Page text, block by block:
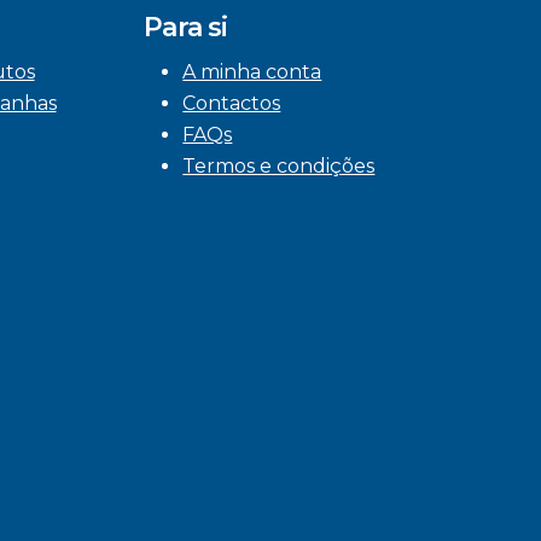
Para si
A minha conta
Contactos
FAQs
Termos e condições